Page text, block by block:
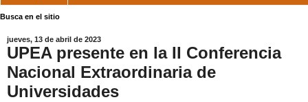
Busca en el sitio
jueves, 13 de abril de 2023
UPEA presente en la II Conferencia
Nacional Extraordinaria de
Universidades